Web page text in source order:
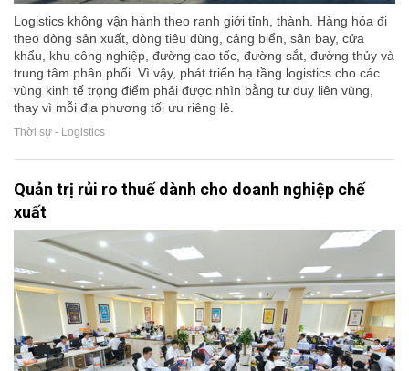
Logistics không vận hành theo ranh giới tỉnh, thành. Hàng hóa đi
theo dòng sản xuất, dòng tiêu dùng, cảng biển, sân bay, cửa
khẩu, khu công nghiệp, đường cao tốc, đường sắt, đường thủy và
trung tâm phân phối. Vì vậy, phát triển hạ tầng logistics cho các
vùng kinh tế trọng điểm phải được nhìn bằng tư duy liên vùng,
thay vì mỗi địa phương tối ưu riêng lẻ.
Thời sự - Logistics
Quản trị rủi ro thuế dành cho doanh nghiệp chế
xuất